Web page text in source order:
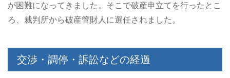
が困難になってきました。そこで破産申立てを行ったとこ
ろ、裁判所から破産管財人に選任されました。
交渉・調停・訴訟などの経過